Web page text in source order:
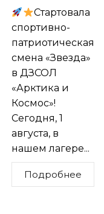
Стартовала
спортивно-
патриотическая
смена «Звезда»
в ДЗСОЛ
«Арктика и
Космос»!
Сегодня, 1
августа, в
нашем лагере...
Подробнее